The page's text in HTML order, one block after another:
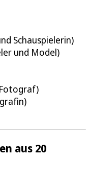
Schauspielerin)
und Model)
aus 20